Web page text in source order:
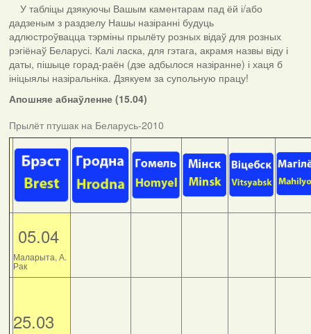
У табліцы дзякуючы Вашым каментарам пад ёй і/або
дадзеным з раздзелу Нашы назіранні будуць
адлюстроўвацца тэрміны прылёту розных відаў для розных
рэгіёнаў Беларусі. Калі ласка, для гэтага, акрамя назвы віду і
даты, пішыце горад-раён (дзе адбылося назіранне) і хаця б
ініцыялы назіральніка. Дзякуем за супольную працу!
Апошняе абнаўленне (15.04)
Прылёт птушак на Беларусь-2010
05.04
Маларыта, А.
Рак
25.03